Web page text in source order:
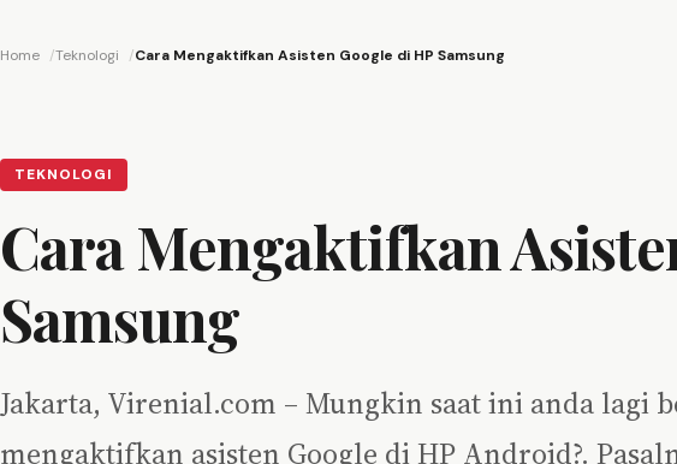
Home Teknologi Cara Mengaktifkan Asisten Google di HP Samsung
TEKNOLOGI
Cara Mengaktifkan
Samsung
Jakarta, Virenial.com – Mungkin saat ini anda lagi
mengaktifkan asisten Google di HP Android?.